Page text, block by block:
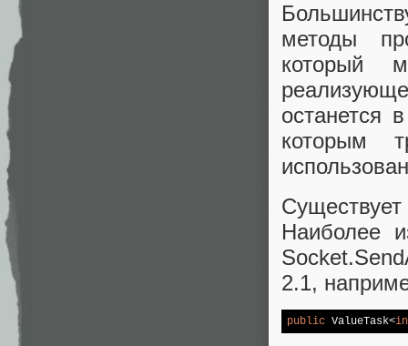
методы
который
останется
которым
Наиболее
2.1,
public ValueTask<